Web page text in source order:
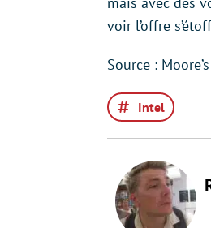
voir l’offre
Source :
Intel